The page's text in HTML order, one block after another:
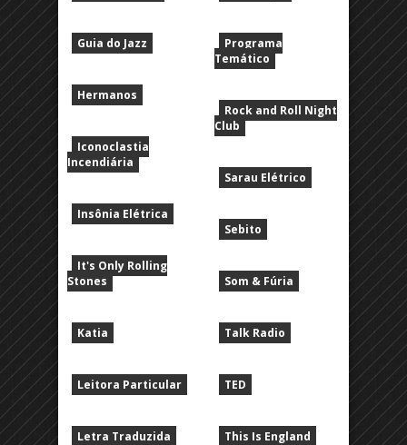
Guia do Jazz
Hermanos
Iconoclastia
Incendiária
Insônia Elétrica
It's Only Rolling
Stones
Katia
Leitora Particular
Letra Traduzida
Programa
Temático
Rock and Roll Night
Club
Sarau Elétrico
Sebito
Som & Fúria
Talk Radio
TED
This Is England